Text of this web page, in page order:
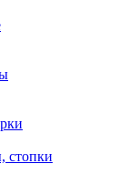
стопки